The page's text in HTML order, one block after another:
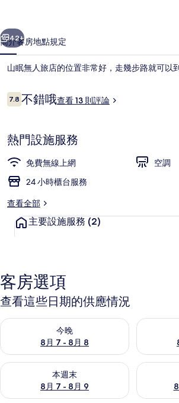
相
片
集
經濟雙人房 |
個 下一個
42+
簡介客房地點規定
山眠無人旅店的位置非常好，走幾步路就可以
評
論
7.87.8 分，滿分 10 分，
不錯哦查看 13 則評論
熱門設施服務
免費無線上網
空調
24 小時櫃台服務
查看全部
主要設施服務 (2)
客房選項
查看這些日期的供應情況
今晚
8月 7 - 8月 8
查看今晚 (8月 7 - 8月 8) 的供應情況查看明天
本週末
8月 7 - 8月 9
查看本週末 (8月 7 - 8月 9) 的供應情況查看下週